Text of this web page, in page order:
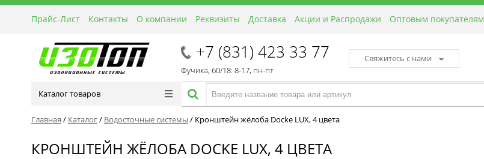
Прайс-Лист Контакты О компании Реквизиты Доставка Акции и Распродажи Оптовым покупателям
+7 (831) 423 33 77
Фучика, 60/18: 8-17, пн-пт
Свяжитесь с нами
Каталог товаров
Главная / Каталог/ Водосточные системы / Кронштейн жёлоба Docke LUX, 4 цвета
КРОНШТЕЙН ЖЁЛОБА DOCKE LUX, 4 ЦВЕТА